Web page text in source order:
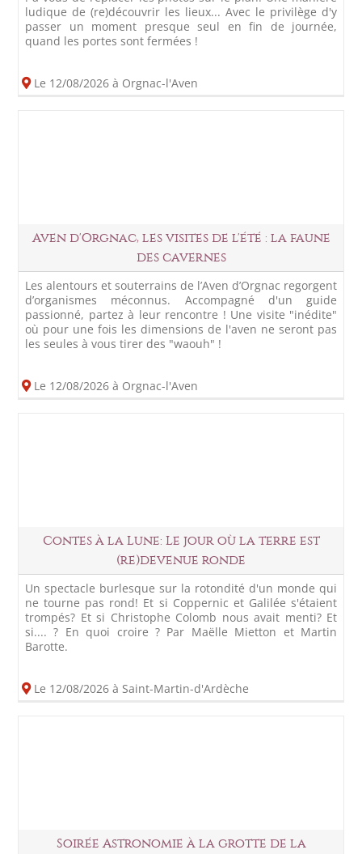
ludique de (re)découvrir les lieux... Avec le privilège d'y
passer un moment presque seul en fin de journée,
quand les portes sont fermées !
Le 12/08/2026 à Orgnac-l'Aven
Aven d'Orgnac, les visites de l'été : la faune
des cavernes
Les alentours et souterrains de l’Aven d’Orgnac regorgent
d’organismes méconnus. Accompagné d'un guide
passionné, partez à leur rencontre ! Une visite "inédite"
où pour une fois les dimensions de l'aven ne seront pas
les seules à vous tirer des "waouh" !
Le 12/08/2026 à Orgnac-l'Aven
Contes à la Lune: Le jour où la terre est
(re)devenue ronde
Un spectacle burlesque sur la rotondité d'un monde qui
ne tourne pas rond! Et si Coppernic et Galilée s'étaient
trompés? Et si Christophe Colomb nous avait menti? Et
si.... ? En quoi croire ? Par Maëlle Mietton et Martin
Barotte.
Le 12/08/2026 à Saint-Martin-d'Ardèche
Soirée Astronomie à la grotte de la